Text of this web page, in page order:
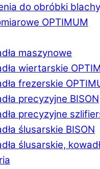
do obróbki
OPTIMUM
maszynowe
wiertarskie
frezerskie
precyzyjne BISON
precyzyjne
ślusarskie BISON
ślusarskie,